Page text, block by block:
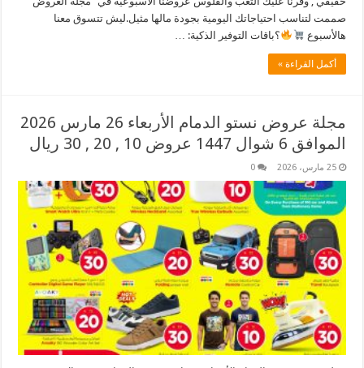
صممت لتناسب احتياجاتك اليومية بجودة مالها مثيل.​ليش تتسوق معنا
هالأسبوع
؟​باقات التوفير الذكية: …
أكمل القراءة »
مجلة عروض نستو الدمام الأربعاء 26 مارس 2026
الموافق 6 شوال 1447 عروض 10 , 20 , 30 ريال
25 مارس، 2026 0